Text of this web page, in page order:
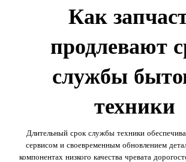
Как
продлевают
службы
техники
Длительный срок службы техники
сервисом и своевременным обновлением
компонентах низкого качества чревата